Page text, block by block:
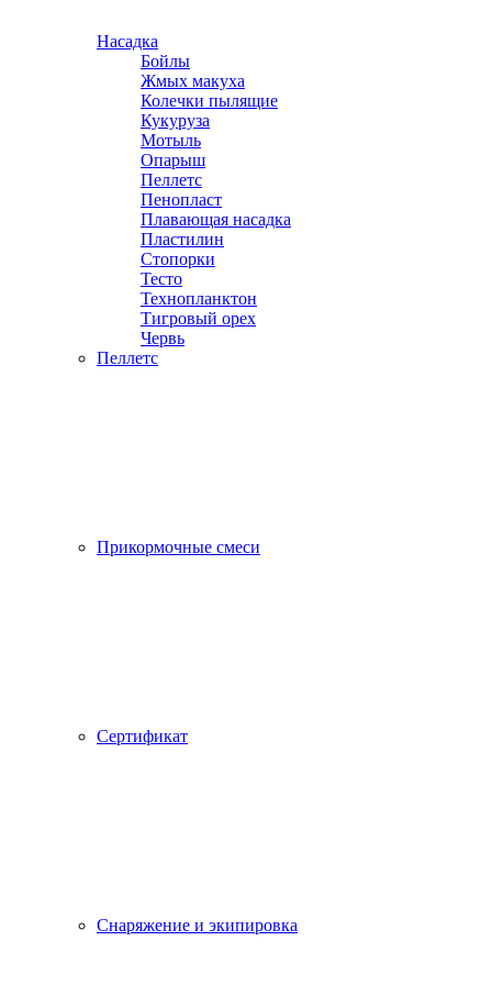
Насадка
Бойлы
Жмых макуха
Колечки пылящие
Кукуруза
Мотыль
Опарыш
Пеллетс
Пенопласт
Плавающая насадка
Пластилин
Стопорки
Тесто
Технопланктон
Тигровый орех
Червь
Пеллетс
Прикормочные смеси
Сертификат
Снаряжение и экипировка